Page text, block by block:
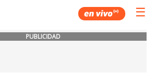
☰
PUBLICIDAD